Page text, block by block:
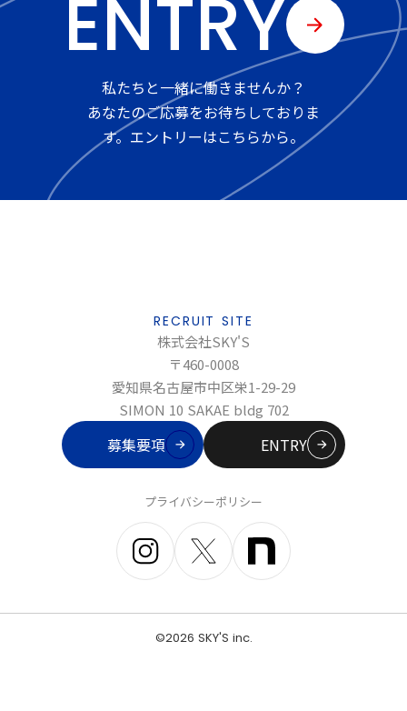
ENTRY
私たちと一緒に働きませんか？
あなたのご応募をお待ちしておりま
す。エントリーはこちらから。
募集要項 ENTRY
RECRUIT SITE
株式会社SKY'S
〒460-0008
愛知県名古屋市中区栄1-29-29
SIMON 10 SAKAE bldg 702
プライバシーポリシー
©️2026 SKY'S inc.